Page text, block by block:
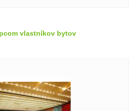
vlastníkov bytov